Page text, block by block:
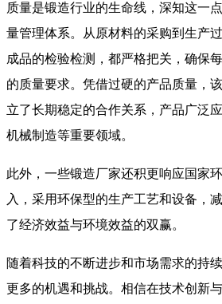
质量是锻造行业的生命线，深知这一
量管理体系。从原材料的采购到生产
成品的检验检测，都严格把关，确保
的质量要求。凭借过硬的产品质量，
立了长期稳定的合作关系，产品广泛
机械制造等重要领域。
此外，一些锻造厂家还积更响应国家
入，采用环保型的生产工艺和设备，
了经济效益与环境效益的双赢。
随着科技的不断进步和市场需求的持
更多的机遇和挑战。相信在技术创新